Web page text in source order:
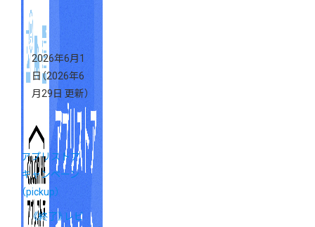
2026年6月1
日 （2026年6
月29日 更新）
アプリストア
キャンペーン
（pickup）
《終了》レビ